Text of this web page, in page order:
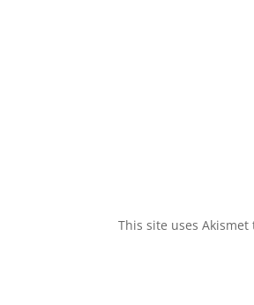
This site uses